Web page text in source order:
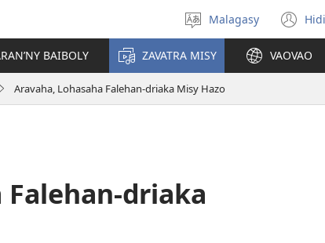
Hifidy
fiteny
Malagasy
BAIBOLY ZAVATRA MISY VAOVAO
Aravaha, Lohasaha Falehan-driaka Misy Hazo
Falehan-driaka